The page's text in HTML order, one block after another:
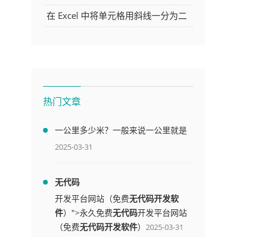
骤及技巧
在 Excel 中将单元格用斜线一分为二
热门文章
一公里多少米？一般来说一公里就是
1000米
2025-03-31
无代码
开发平台网站（免费无代码开发软
件）">永久免费无代码开发平台网站
（免费无代码开发软件） 2025-03-31